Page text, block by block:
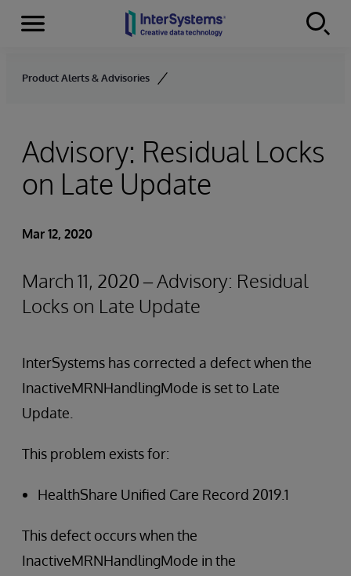
Skip to content
Menu
Product Alerts & Advisories
Advisory: Residual Locks
on Late Update
Mar 12, 2020
March 11, 2020 – Advisory: Residual
Locks on Late Update
InterSystems has corrected a defect when the
InactiveMRNHandlingMode is set to Late
Update.
This problem exists for:
HealthShare Unified Care Record 2019.1
This defect occurs when the
InactiveMRNHandlingMode in the